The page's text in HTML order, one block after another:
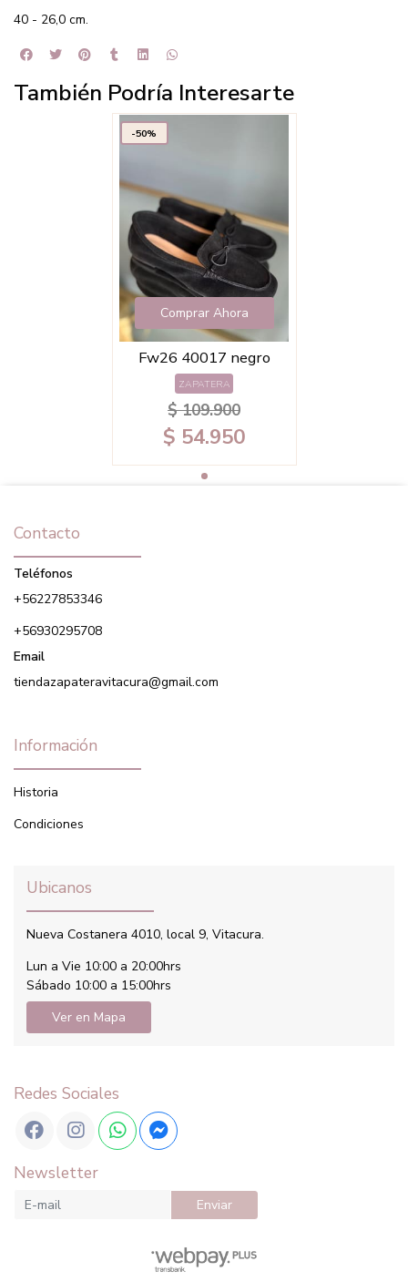
40 - 26,0 cm.
También Podría Interesarte
-50%
Comprar Ahora
Fw26 40017 negro
ZAPATERA
$ 109.900
$ 54.950
Contacto
Teléfonos
+56227853346
+56930295708
Email
tiendazapateravitacura@gmail.com
Información
Historia
Condiciones
Ubicanos
Nueva Costanera 4010, local 9, Vitacura.
Lun a Vie 10:00 a 20:00hrs
Sábado 10:00 a 15:00hrs
Ver en Mapa
Redes Sociales
Newsletter
Enviar